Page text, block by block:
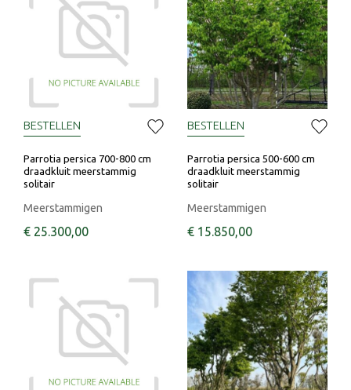
Parrotia persica 700-800 cm
draadkluit meerstammig
solitair
Meerstammigen
€ 25.300,00
BESTELLEN
Parrotia persica 500-600 cm
draadkluit meerstammig
solitair
Meerstammigen
€ 15.850,00
BESTELLEN